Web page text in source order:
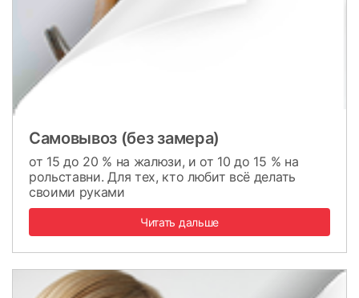
Самовывоз (без замера)
от 15 до 20 % на жалюзи, и от 10 до 15 % на
рольставни. Для тех, кто любит всё делать
своими руками
Читать дальше